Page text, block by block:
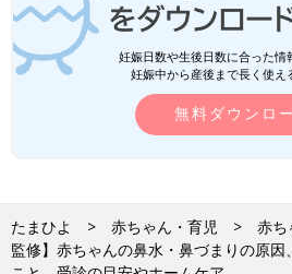
妊娠日数や生後日数に合った情
妊娠中から産後まで長く使え
無料ダウンロ
たまひよ 赤ちゃん・育児 赤ち
監修】赤ちゃんの鼻水・鼻づまりの原